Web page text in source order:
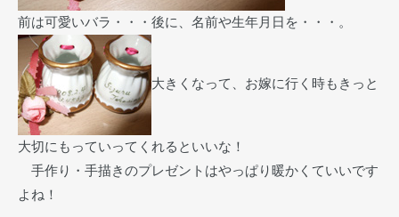
前は可愛いバラ・・・後に、名前や生年月日を・・・。
大きくなって、お嫁に行く時もきっと
大切にもっていってくれるといいな！
手作り・手描きのプレゼントはやっぱり暖かくていいです
よね！